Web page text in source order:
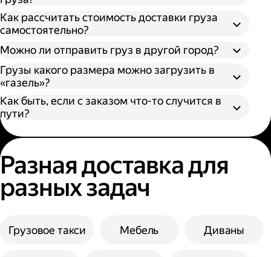
Как рассчитать стоимость доставки груза
самостоятельно?
Можно ли отправить груз в другой город?
Грузы какого размера можно загрузить в
«газель»?
Как быть, если с заказом что-то случится в
пути?
Разная доставка для
разных задач
Грузовое такси Мебель Диваны